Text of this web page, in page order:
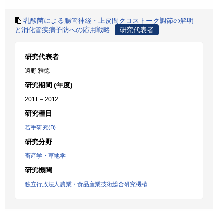
乳酸菌による腸管神経・上皮間クロストーク調節の解明
と消化管疾病予防への応用戦略
研究代表者
研究代表者
遠野 雅徳
研究期間 (年度)
2011 – 2012
研究種目
若手研究(B)
研究分野
畜産学・草地学
研究機関
独立行政法人農業・食品産業技術総合研究機構